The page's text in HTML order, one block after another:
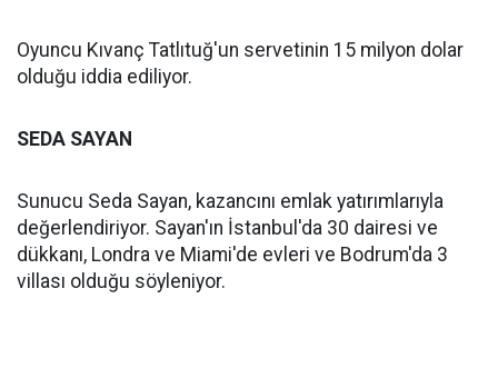
Oyuncu Kıvanç Tatlıtuğ'un servetinin 15 milyon dolar
olduğu iddia ediliyor.
SEDA SAYAN
Sunucu Seda Sayan, kazancını emlak yatırımlarıyla
değerlendiriyor. Sayan'ın İstanbul'da 30 dairesi ve
dükkanı, Londra ve Miami'de evleri ve Bodrum'da 3
villası olduğu söyleniyor.